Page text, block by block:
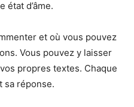
d’âme.
et où vous pouvez
Vous pouvez y laisser
propres textes. Chaque
sa réponse.